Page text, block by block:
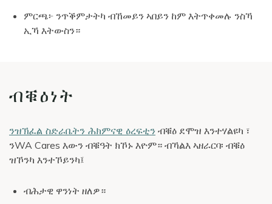
ምርጫ፦ ንጥቕምታትካ ብኸመይን ኣበይን ከም እትጥቀመሉ ንስኻ
ኢኻ እትውስን።
ብቑዕነት
ንዝኽፈል ስድራቤትን ሕክምናዊ ዕረፍቲን ብቑዕ ደሞዝ እንተሃልዩካ ፣
ንWA Cares እውን ብቑዓት ክኾኑ እዮም። ብኻልእ ኣዘራርባ፡ ብቑዕ
ዝኾንካ እንተኾይንካ፤
ብሕታዊ ዋንነት ዘለዎ።